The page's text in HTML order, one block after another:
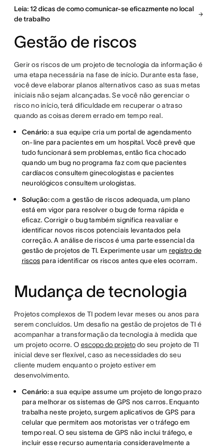
Leia: 12 dicas de como comunicar-se eficazmente no local
de trabalho
Gestão de riscos
Gerir os riscos de um projeto de tecnologia da informação é
uma etapa necessária na fase de início. Durante esta fase,
você deve elaborar planos alternativos caso as suas metas
iniciais não sejam alcançadas. Se você não gerenciar o
risco no início, terá dificuldade em recuperar o atraso
quando as coisas derem errado em tempo real.
Cenário:a sua equipe cria um portal de agendamento
on-line para pacientes em um hospital. Você prevê que
tudo funcionará sem problemas, então fica chocado
quando um bug no programa faz com que pacientes
cardíacos consultem ginecologistas e pacientes
neurológicos consultem urologistas.
Solução:com a gestão de riscos adequada, um plano
está em vigor para resolver o bug de forma rápida e
eficaz. Corrigir o bug também significa reavaliar e
identificar novos riscos potenciais levantados pela
correção. A análise de riscos é uma parte essencial da
gestão de projetos de TI. Experimente usar um registro de
riscospara identificar os riscos antes que eles ocorram.
Mudança de tecnologia
Projetos complexos de TI podem levar meses ou anos para
serem concluídos. Um desafio na gestão de projetos de TI é
acompanhar a transformação da tecnologia à medida que
um projeto ocorre. O escopo do projetodo seu projeto de TI
inicial deve ser flexível, caso as necessidades do seu
cliente mudem enquanto o projeto estiver em
desenvolvimento.
Cenário:a sua equipe assume um projeto de longo prazo
para melhorar os sistemas de GPS nos carros. Enquanto
trabalha neste projeto, surgem aplicativos de GPS para
celular que permitem aos motoristas ver o tráfego em
tempo real. O seu sistema de GPS não inclui tráfego, e
incluir esse recurso aumentaria consideravelmente a